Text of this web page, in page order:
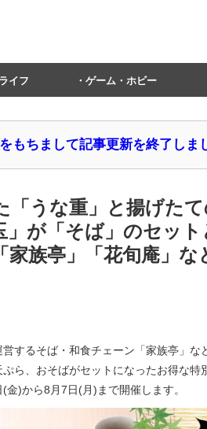
ライフ ゲーム・ホビー
もちまして記事更新を終了しま
「うな重」と揚げた
」が「そば」のセット
家族亭」「花旬庵」な
するそば・和食チェーン「家族亭」な
ら、おそばがセットになったお得な特
金)から8月7日(月)まで開催します。